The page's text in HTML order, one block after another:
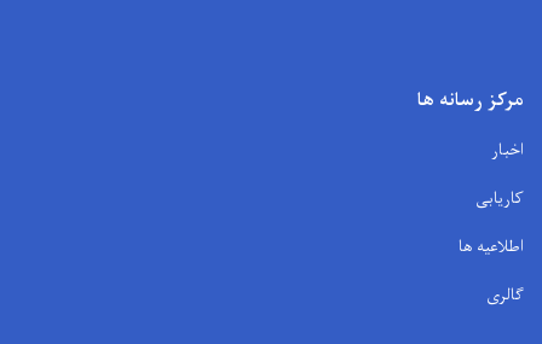
مرکز رسانه ها
اخبار
کاریابی
اطلاعیه ها
گالری